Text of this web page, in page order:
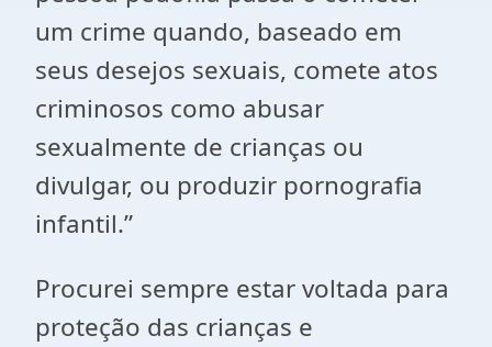
um crime quando, baseado em
seus desejos sexuais, comete atos
criminosos como abusar
sexualmente de crianças ou
divulgar, ou produzir pornografia
infantil.”
Procurei sempre estar voltada para
proteção das crianças e